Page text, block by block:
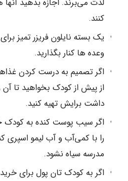
کنند.
یک بسته نایلون فریزر تمیز
وعده ها کنار بگذارید.
اگر تصمیم به درست کردن
از پیش از کودک بخواهید تا
داشت برایش تهیه کنید.
اگر سیب پوست کنده به
را با کمی‌آب و آب لیمو اسپری
مدرسه سیاه نشود.
اگر به کودک تان پول برای